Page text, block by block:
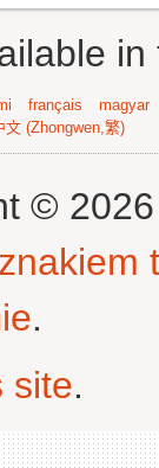
français
magyar
文 (Zhongwen,繁)
©
znakiem
.
site.